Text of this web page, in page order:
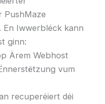
PushMaze
Iwwerbléck kann
ginn:
Ärem Webhost
vum
recuperéiert déi